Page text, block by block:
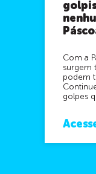
Com a
surgem
podem
golpes